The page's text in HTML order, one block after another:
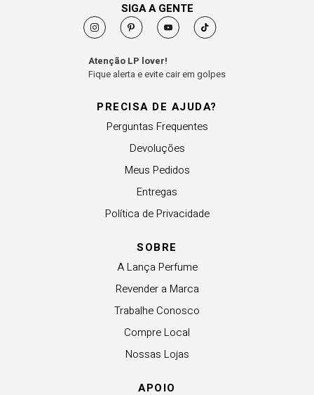
PRECISA DE AJUDA?
Perguntas Frequentes
Devoluções
Meus Pedidos
Entregas
Política de Privacidade
SOBRE
A Lança Perfume
Revender a Marca
Trabalhe Conosco
Compre Local
Nossas Lojas
APOIO
SIGA A GENTE
Atenção LP lover!
Fique alerta e evite cair em golpes